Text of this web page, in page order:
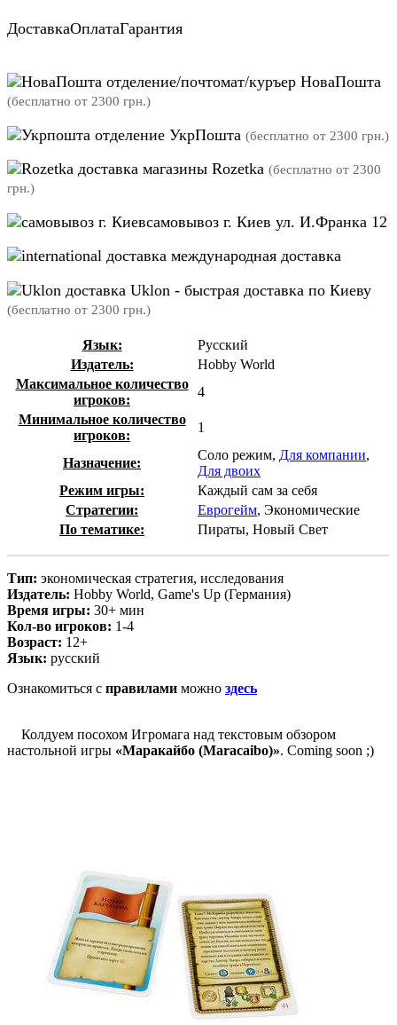
ДоставкаОплатаГарантия
отделение/почтомат/куръер НоваПошта
(бесплатно от 2300 грн.)
отделение УкрПошта (бесплатно от 2300 грн.)
магазины Rozetka (бесплатно от 2300
грн.)
самовывоз г. Киев ул. И.Франка 12
международная доставка
Uklon - быстрая доставка по Киеву
(бесплатно от 2300 грн.)
Язык:
Русский
Издатель:
Hobby World
Максимальное количество
игроков:
4
Минимальное количество
игроков:
1
Назначение:
Соло режим, Для компании,
Для двоих
Режим игры:
Каждый сам за себя
Стратегии:
Еврогейм, Экономические
По тематике:
Пираты, Новый Свет
Тип: экономическая стратегия, исследования
Издатель: Hobby World, Game's Up (Германия)
Время игры: 30+ мин
Кол-во игроков: 1-4
Возраст: 12+
Язык: русский
Ознакомиться с правилами можно здесь
Колдуем посохом Игромага над текстовым обзором
настольной игры «Маракайбо (Maracaibo)». Coming soon ;)